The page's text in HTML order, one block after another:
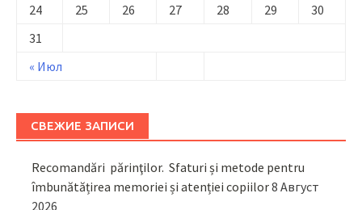
« Июл
24
25 26 27 28 29
30
31
СВЕЖИЕ ЗАПИСИ
Recomandări părinţilor. Sfaturi și metode pentru
îmbunătățirea memoriei și atenției copiilor8 Август
2026